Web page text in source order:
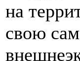
на
свою